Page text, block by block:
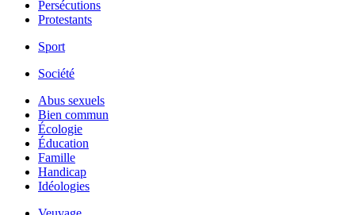
Persécutions
Protestants
Sport
Société
Abus sexuels
Bien commun
Écologie
Éducation
Famille
Handicap
Idéologies